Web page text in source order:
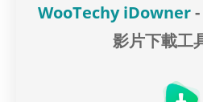
WooTechy iDowner
影片下載工